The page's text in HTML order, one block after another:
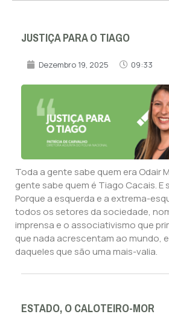
JUSTIÇA PARA O TIAGO
Dezembro 19, 2025 09:33
Toda a gente sabe quem era Odair
gente sabe quem é Tiago Cacais. E
Porque a esquerda e a extrema-
todos os setores da sociedade,
imprensa e o associativismo que
que nada acrescentam ao mundo,
daqueles que são uma mais-valia.
ESTADO, O CALOTEIRO-MOR